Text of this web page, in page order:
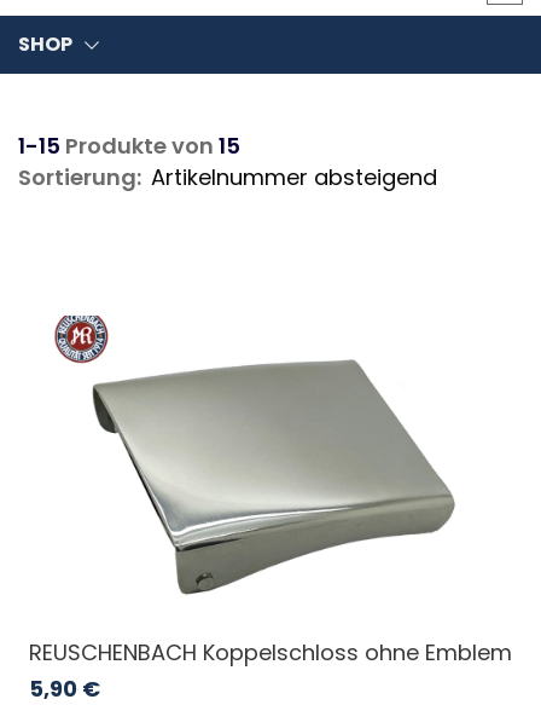
SHOP
1-15 Produkte von 15
Sortierung:
REUSCHENBACH Koppelschloss ohne Emblem
5,90 €